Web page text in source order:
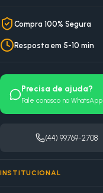
Compra 100% Segura
Resposta em 5-10 min
Precisa de ajuda?
Fale conosco no WhatsApp
(44) 99769-2708
INSTITUCIONAL